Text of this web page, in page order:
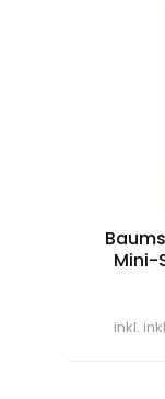
Mini-
inkl.